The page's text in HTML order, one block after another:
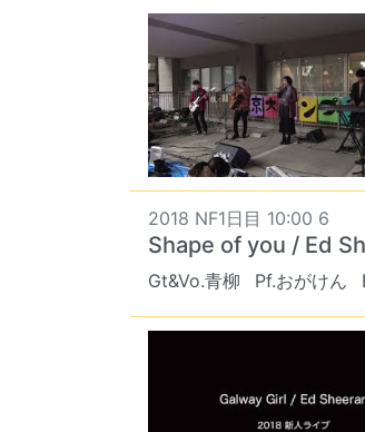
2018 NF1日目 10:00 6
Shape of you / Ed
Gt&Vo.青柳 Pf.おがけん